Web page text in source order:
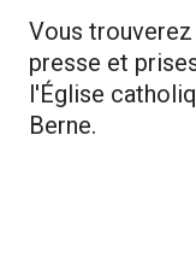
Vous
presse et
l'Église
Berne.